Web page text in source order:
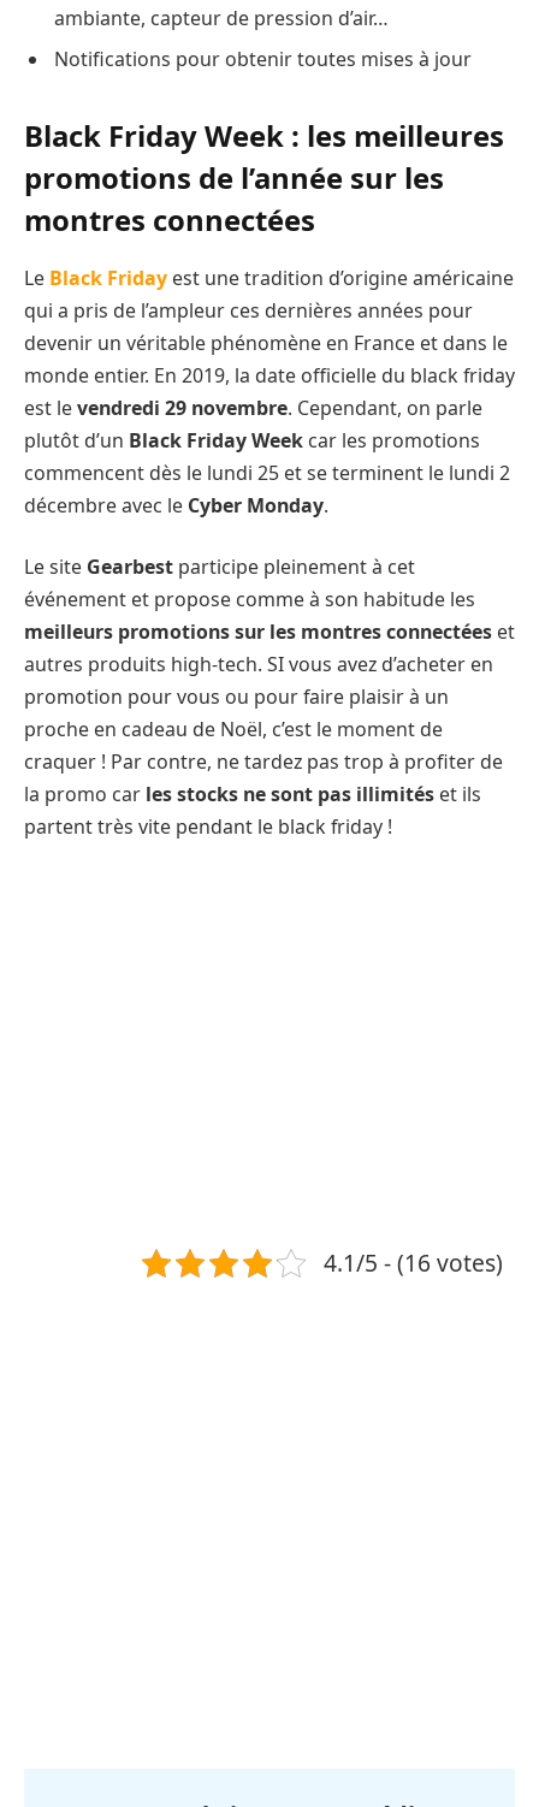
ambiante, capteur de pression d’air…
Notifications pour obtenir toutes mises à jour
Black Friday Week : les meilleures
promotions de l’année sur les
montres connectées
Le Black Friday est une tradition d’origine américaine
qui a pris de l’ampleur ces dernières années pour
devenir un véritable phénomène en France et dans le
monde entier. En 2019, la date officielle du black friday
est levendredi 29 novembre. Cependant, on parle
plutôt d’un Black Friday Week car les promotions
commencent dès le lundi 25 et se terminent le lundi 2
décembre avec le Cyber Monday.
Le site Gearbest participe pleinement à cet
événement et propose comme à son habitude les
meilleurs promotions sur les montres connectées et
autres produits high-tech. SI vous avez d’acheter en
promotion pour vous ou pour faire plaisir à un
proche en cadeau de Noël, c’est le moment de
craquer ! Par contre, ne tardez pas trop à profiter de
la promo car les stocks ne sont pas illimités et ils
partent très vite pendant le black friday !
4.1/5 - (16 votes)